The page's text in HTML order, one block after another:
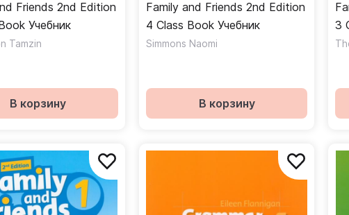
Friends 2nd Edition
5 Class Book Учебник
Tamzin
В корзину
Family and Friends 2nd Edition
4 Class Book Учебник
Simmons Naomi
В корзину